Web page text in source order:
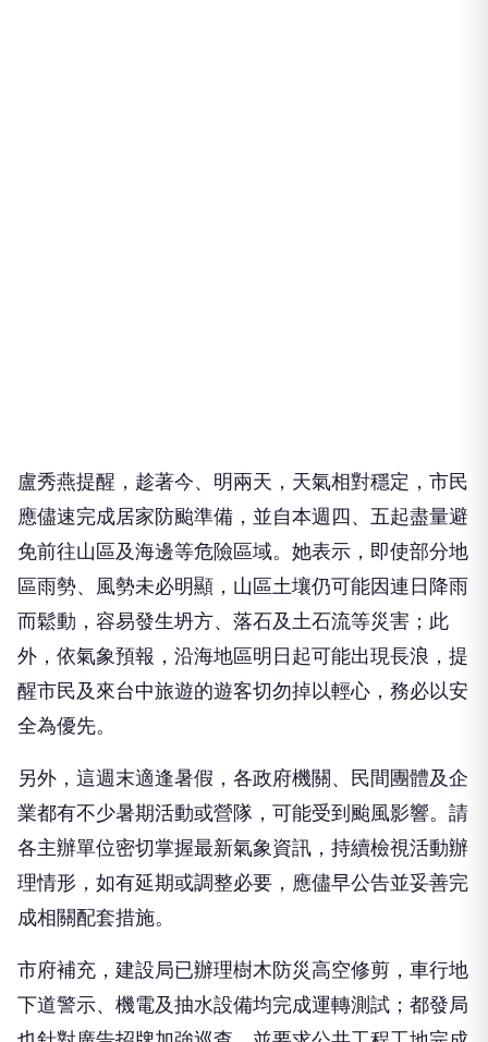
盧秀燕提醒，趁著今、明兩天，天氣相對穩定，市民
應儘速完成居家防颱準備，並自本週四、五起盡量避
免前往山區及海邊等危險區域。她表示，即使部分地
區雨勢、風勢未必明顯，山區土壤仍可能因連日降雨
而鬆動，容易發生坍方、落石及土石流等災害；此
外，依氣象預報，沿海地區明日起可能出現長浪，提
醒市民及來台中旅遊的遊客切勿掉以輕心，務必以安
全為優先。
另外，這週末適逢暑假，各政府機關、民間團體及企
業都有不少暑期活動或營隊，可能受到颱風影響。請
各主辦單位密切掌握最新氣象資訊，持續檢視活動辦
理情形，如有延期或調整必要，應儘早公告並妥善完
成相關配套措施。
市府補充，建設局已辦理樹木防災高空修剪，車行地
下道警示、機電及抽水設備均完成運轉測試；都發局